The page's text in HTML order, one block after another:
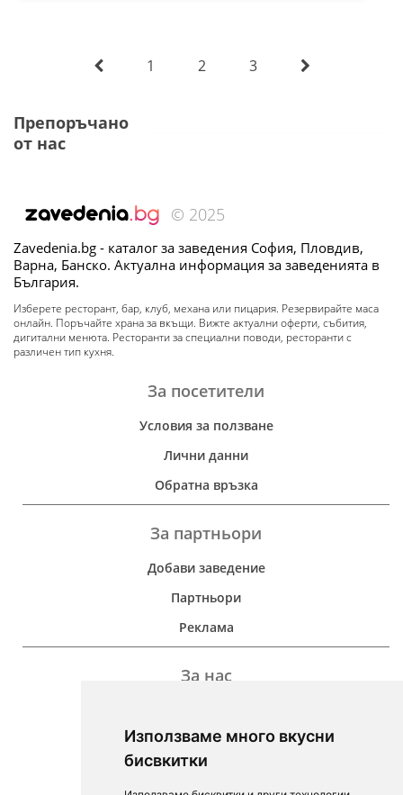
Използваме много вкусни
бисвкитки
1 2 3
Препоръчано
от нас
© 2025
Zavedenia.bg - каталог за заведения София, Пловдив,
Варна, Банско. Актуална информация за заведенията в
България.
Изберете ресторант, бар, клуб, механа или пицария. Резервирайте маса
онлайн. Поръчайте храна за вкъщи. Вижте актуални оферти, събития,
дигитални менюта. Ресторанти за специални поводи, ресторанти с
различен тип кухня.
За посетители
Условия за ползване
Лични данни
Обратна връзка
За партньори
Добави заведение
Партньори
Реклама
За нас
Контакти
For Investors